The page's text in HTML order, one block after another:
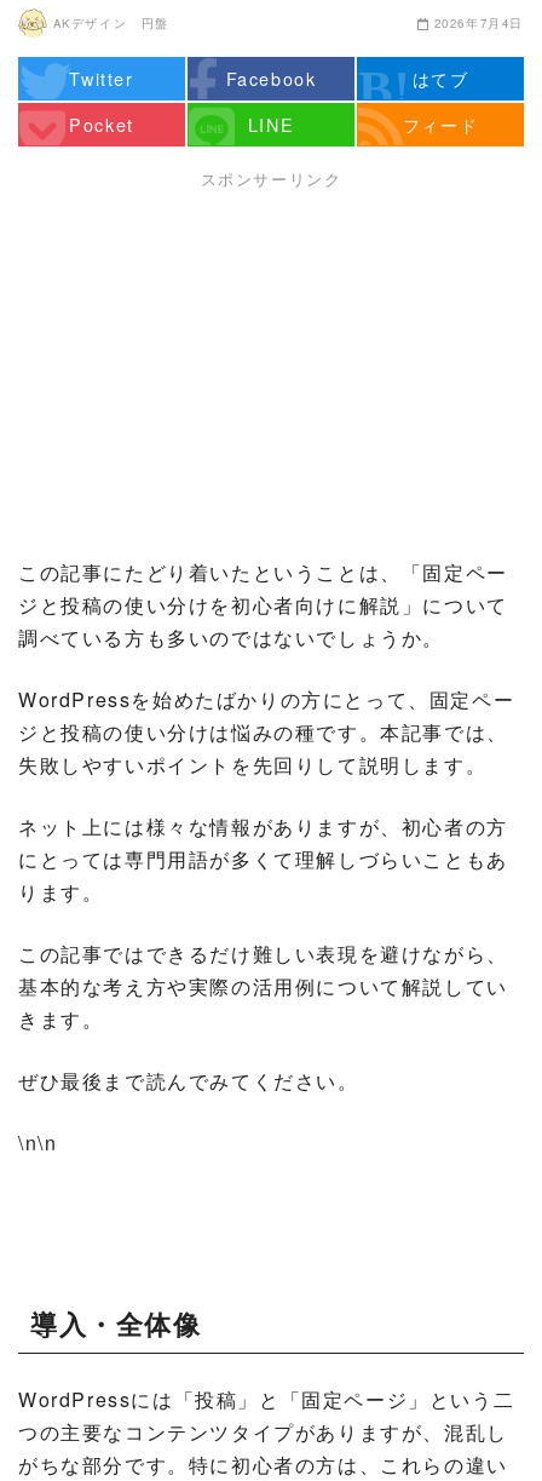
AKデザイン 円盤 2026年7月4日
Twitter Facebook
はてブ
Pocket
LINE フィード
スポンサーリンク
この記事にたどり着いたということは、「固定ペー
ジと投稿の使い分けを初心者向けに解説」について
調べている方も多いのではないでしょうか。
WordPressを始めたばかりの方にとって、固定ペー
ジと投稿の使い分けは悩みの種です。本記事では、
失敗しやすいポイントを先回りして説明します。
ネット上には様々な情報がありますが、初心者の方
にとっては専門用語が多くて理解しづらいこともあ
ります。
この記事ではできるだけ難しい表現を避けながら、
基本的な考え方や実際の活用例について解説してい
きます。
ぜひ最後まで読んでみてください。
\n\n
導入・全体像
WordPressには「投稿」と「固定ページ」という二
つの主要なコンテンツタイプがありますが、混乱し
がちな部分です。特に初心者の方は、これらの違い